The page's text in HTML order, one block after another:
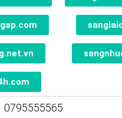
0795555565